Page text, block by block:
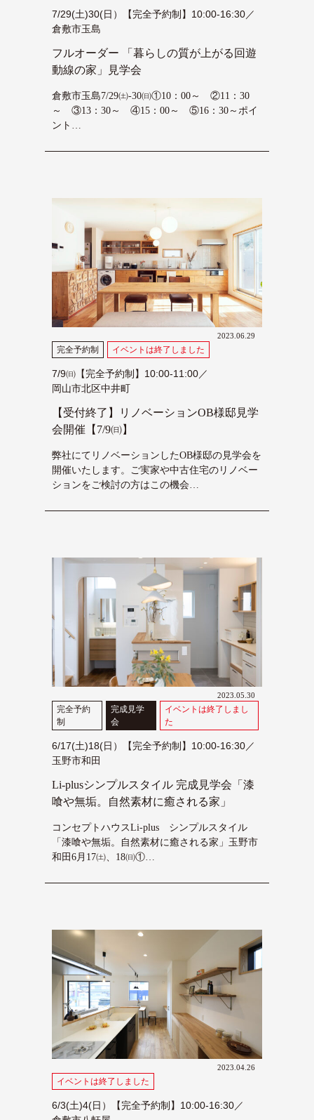
7/29(土)30(日）【完全予約制】10:00-16:30／
倉敷市玉島
フルオーダー 「暮らしの質が上がる回遊
動線の家」見学会
倉敷市玉島7/29㈯-30㈰①10：00～ ②11：30
～ ③13：30～ ④15：00～ ⑤16：30～ポイ
ント…
2023.06.29
完全予約制 イベントは終了しました
7/9㈰【完全予約制】10:00-11:00／
岡山市北区中井町
【受付終了】リノベーションOB様邸見学
会開催【7/9㈰】
弊社にてリノベーションしたOB様邸の見学会を
開催いたします。ご実家や中古住宅のリノベー
ションをご検討の方はこの機会…
2023.05.30
完全予約
制
完成見学
会
イベントは終了しまし
た
6/17(土)18(日）【完全予約制】10:00-16:30／
玉野市和田
Li-plusシンプルスタイル 完成見学会「漆
喰や無垢。自然素材に癒される家」
コンセプトハウスLi-plus シンプルスタイル
「漆喰や無垢。自然素材に癒される家」玉野市
和田6月17㈯、18㈰①…
2023.04.26
イベントは終了しました
6/3(土)4(日）【完全予約制】10:00-16:30／